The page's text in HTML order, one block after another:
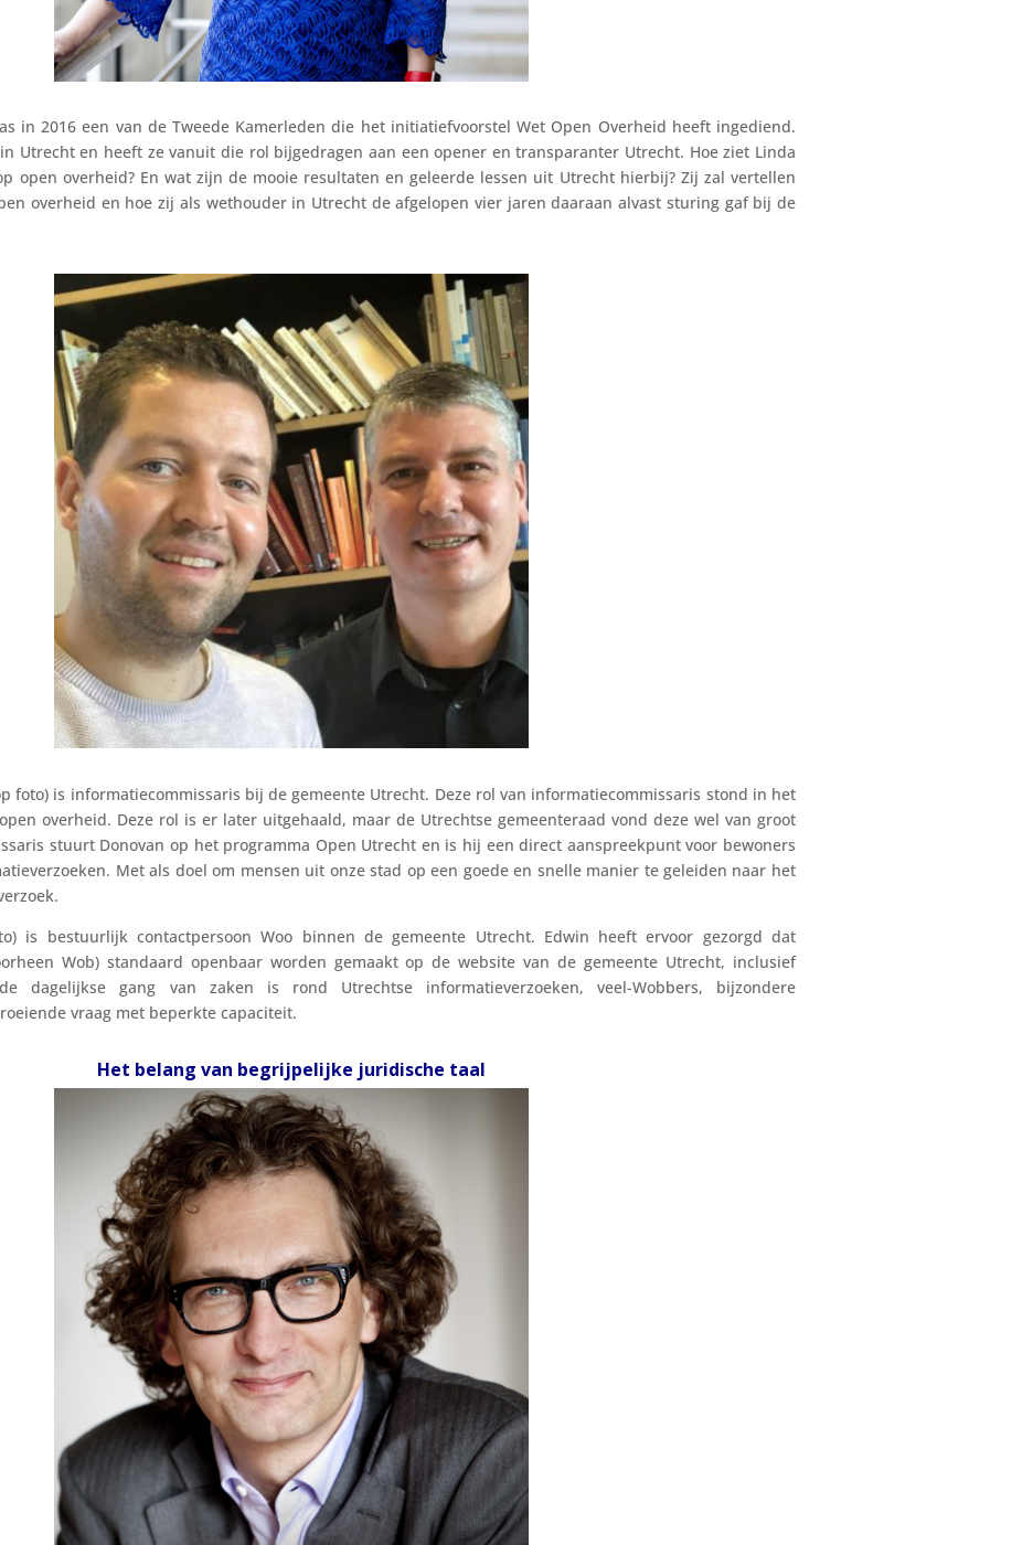
in 2016 een van de Tweede Kamerleden die het initiatiefvoorstel Wet Open Overheid heeft ingediend.
Utrecht en heeft ze vanuit die rol bijgedragen aan een opener en transparanter Utrecht. Hoe ziet Linda
open overheid? En wat zijn de mooie resultaten en geleerde lessen uit Utrecht hierbij? Zij zal vertellen
overheid en hoe zij als wethouder in Utrecht de afgelopen vier jaren daaraan alvast sturing gaf bij de
foto) is informatiecommissaris bij de gemeente Utrecht. Deze rol van informatiecommissaris stond in het
overheid. Deze rol is er later uitgehaald, maar de Utrechtse gemeenteraad vond deze wel van groot
stuurt Donovan op het programma Open Utrecht en is hij een direct aanspreekpunt voor bewoners
Met als doel om mensen uit onze stad op een goede en snelle manier te geleiden naar het
is bestuurlijk contactpersoon Woo binnen de gemeente Utrecht. Edwin heeft ervoor gezorgd dat
Wob) standaard openbaar worden gemaakt op de website van de gemeente Utrecht, inclusief
dagelijkse gang van zaken is rond Utrechtse informatieverzoeken, veel-Wobbers, bijzondere
vraag met beperkte capaciteit.
Het belang van begrijpelijke juridische taal